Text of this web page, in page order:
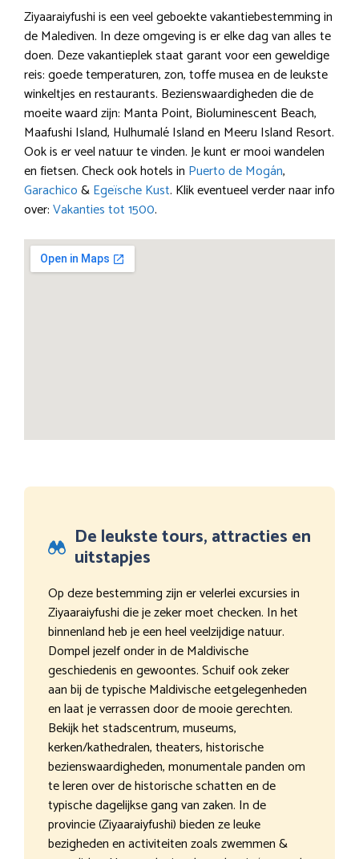
Ziyaaraiyfushi is een veel geboekte vakantiebestemming in
de Malediven. In deze omgeving is er elke dag van alles te
doen. Deze vakantieplek staat garant voor een geweldige
reis: goede temperaturen, zon, toffe musea en de leukste
winkeltjes en restaurants. Bezienswaardigheden die de
moeite waard zijn: Manta Point, Bioluminescent Beach,
Maafushi Island, Hulhumalé Island en Meeru Island Resort.
Ook is er veel natuur te vinden. Je kunt er mooi wandelen
en fietsen. Check ook hotels in Puerto de Mogán,
Garachico&Egeïsche Kust. Klik eventueel verder naar info
over:Vakanties tot 1500.
De leukste tours, attracties en
uitstapjes
Op deze bestemming zijn er velerlei excursies in
Ziyaaraiyfushi die je zeker moet checken. In het
binnenland heb je een heel veelzijdige natuur.
Dompel jezelf onder in de Maldivische
geschiedenis en gewoontes. Schuif ook zeker
aan bij de typische Maldivische eetgelegenheden
en laat je verrassen door de mooie gerechten.
Bekijk het stadscentrum, museums,
kerken/kathedralen, theaters, historische
bezienswaardigheden, monumentale panden om
te leren over de historische schatten en de
typische dagelijkse gang van zaken. In de
provincie (Ziyaaraiyfushi) bieden ze leuke
bezigheden en activiteiten zoals zwemmen &